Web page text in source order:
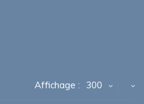
Affichage : 300